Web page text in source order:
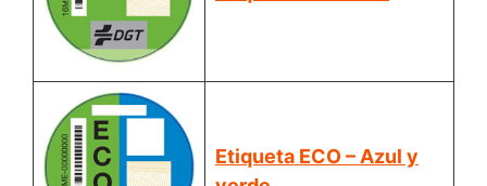
Etiqueta ECO – Azul y